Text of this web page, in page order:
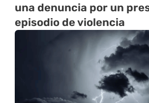
una denuncia por un
episodio de violencia